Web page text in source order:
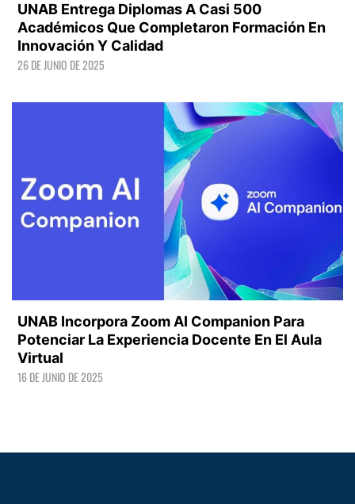
UNAB Entrega Diplomas A Casi 500
Académicos Que Completaron Formación En
Innovación Y Calidad
26 DE JUNIO DE 2025
UNAB Incorpora Zoom AI Companion Para
Potenciar La Experiencia Docente En El Aula
Virtual
16 DE JUNIO DE 2025